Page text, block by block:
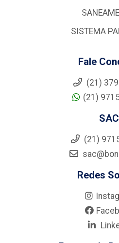
SISTEMA
Fale
(21)
(21)
SAC
(21)
Redes